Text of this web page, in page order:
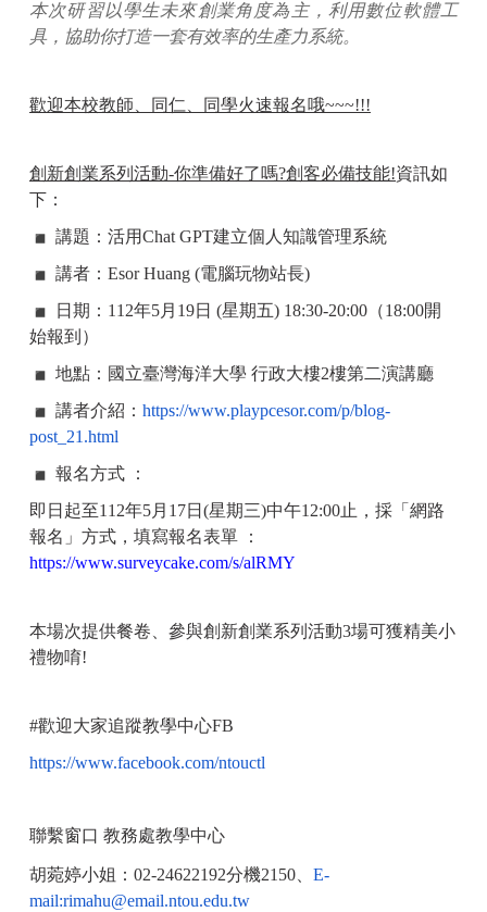
本次研習以學生未來創業角度為主，利用數位軟體工
具， 協助你打造一套有效率的生產力系統。
歡迎本校教師、同仁、同學火速報名哦~~~!!!
創新創業系列活動-你準備好了嗎?創客必備技能!資訊如
下：
講題：活用Chat GPT建立個人知識管理系統
講者：Esor Huang (電腦玩物站長)
日期：112年5月19日 (星期五) 18:30-20:00（18:00開
始報到）
地點：國立臺灣海洋大學 行政大樓2樓第二演講廳
講者介紹： https://www.playpcesor.com/p/blog-
post_21.html
報名方式 ：
即日起至112年5月17日(星期三)中午12:00止，採「 網路
報名」方式，填寫報名表單 ：
https://www.surveycake.com/s/alRMY
本場次提供餐卷、參與創新創業系列活動3場可獲精美小
禮物唷!
#歡迎大家追蹤教學中心FB
https://www.facebook.com/ntouctl
聯繫窗口 教務處教學中心
胡菀婷小姐：02-24622192分機2150、 E-
mail:rimahu@email.ntou.edu.tw